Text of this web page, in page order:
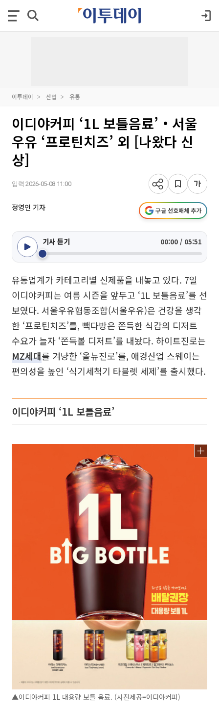
이투데이 산업 유통
이디야커피 ‘1L 보틀음료’‧서울
우유 ‘프로틴치즈’ 외 [나왔다 신
상]
입력 2026-05-08 11:00
정영인 기자 구글 선호매체 추가
기사 듣기 00:00 / 05:51
유통업계가 카테고리별 신제품을 내놓고 있다. 7일
이디야커피는 여름 시즌을 앞두고 ‘1L 보틀음료’를 선
보였다. 서울우유협동조합(서울우유)은 건강을 생각
한 ‘프로틴치즈’를, 빽다방은 쫀득한 식감의 디저트
수요가 늘자 ‘쫀득볼 디저트’를 내놨다. 하이트진로는
MZ세대를 겨냥한 ‘올뉴진로’를, 애경산업 스웨이는
편의성을 높인 ‘식기세척기 타블렛 세제’를 출시했다.
이디야커피 ‘1L 보틀음료’
▲이디야커피 1L 대용량 보틀 음료. (사진제공=이디야커피)